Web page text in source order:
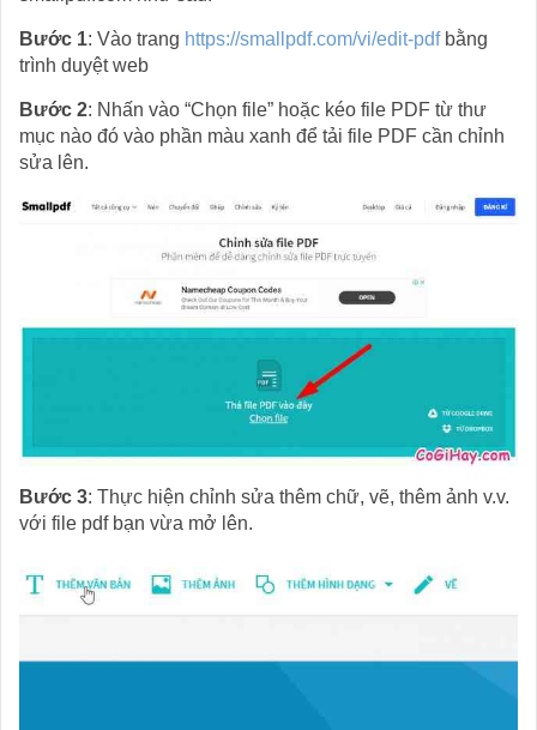
Bước 1: Vào trang https://smallpdf.com/vi/edit-pdfbằng
trình duyệt web
Bước 2: Nhấn vào “Chọn file” hoặc kéo file PDF từ thư
mục nào đó vào phần màu xanh để tải file PDF cần chỉnh
sửa lên.
Bước 3: Thực hiện chỉnh sửa thêm chữ, vẽ, thêm ảnh v.v.
với file pdf bạn vừa mở lên.